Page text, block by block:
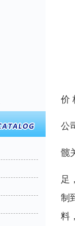
价
公
髋
足
制
料